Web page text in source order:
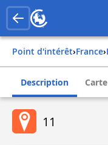
Point d'intérêt› france›
Description Carte
11